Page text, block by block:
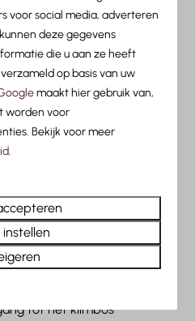
gvb
van een e-bike (1 × bij een
5- en 7-daagse kaart)
van de Zomerkaart-
bij Arlberg WellCom.
€ 9,- per persoon.
of direct bij
tot het klimbos
voor social media, adverteren
deze gegevens
die u aan ze heeft
op basis van uw
maakt hier gebruik van,
worden voor
Bekijk voor meer
.